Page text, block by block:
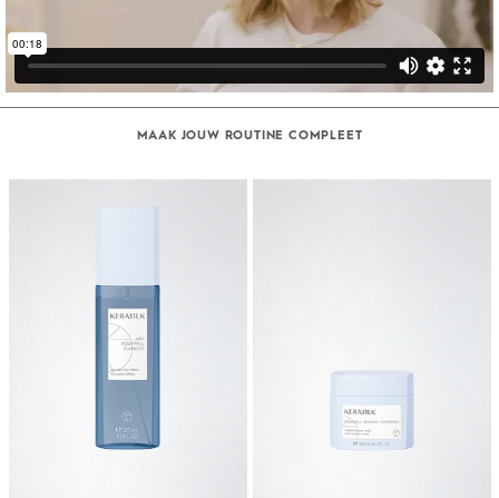
MAAK JOUW ROUTINE COMPLEET